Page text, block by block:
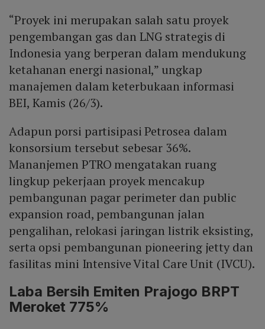
“Proyek ini merupakan salah satu proyek
pengembangan gas dan LNG strategis di
Indonesia yang berperan dalam mendukung
ketahanan energi nasional,” ungkap
manajemen dalam keterbukaan informasi
BEI, Kamis (26/3).
Adapun porsi partisipasi Petrosea dalam
konsorsium tersebut sebesar 36%.
Mananjemen PTRO mengatakan ruang
lingkup pekerjaan proyek mencakup
pembangunan pagar perimeter dan public
expansion road, pembangunan jalan
pengalihan, relokasi jaringan listrik eksisting,
serta opsi pembangunan pioneering jetty dan
fasilitas mini Intensive Vital Care Unit (IVCU).
Laba Bersih Emiten Prajogo BRPT
Meroket 775%